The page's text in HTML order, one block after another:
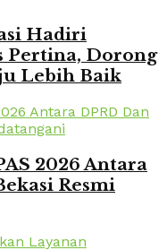
Hadiri
Pertina, Dorong
Lebih Baik
2026 Antara
Resmi